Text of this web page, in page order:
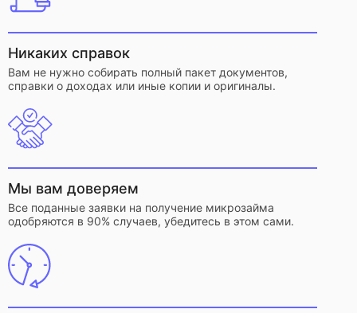
Никаких справок
Вам не нужно собирать полный пакет документов,
справки о доходах или иные копии и оригиналы.
Мы вам доверяем
Все поданные заявки на получение микрозайма
одобряются в 90% случаев, убедитесь в этом сами.